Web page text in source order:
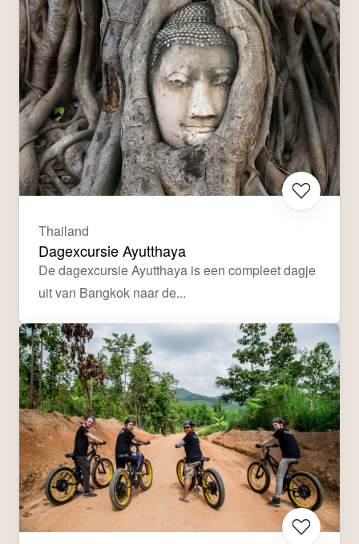
Thailand
Dagexcursie Ayutthaya
De dagexcursie Ayutthaya is een compleet dagje
uit van Bangkok naar de...